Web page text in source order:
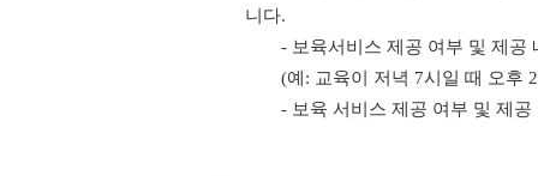
니다.
- 보육서비스 제공 여부 및 제공
(예: 교육이 저녁 7시일 때 오후
- 보육 서비스 제공 여부 및 제